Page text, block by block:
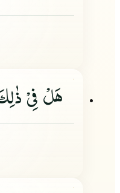
هَلْ فِیْ